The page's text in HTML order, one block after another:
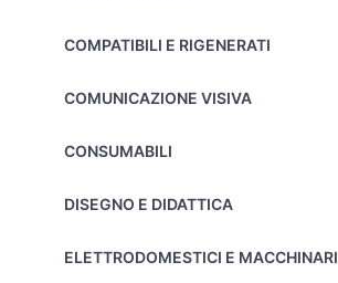
COMPATIBILI E RIGENERATI
COMUNICAZIONE VISIVA
CONSUMABILI
DISEGNO E DIDATTICA
ELETTRODOMESTICI E MACCHINARI